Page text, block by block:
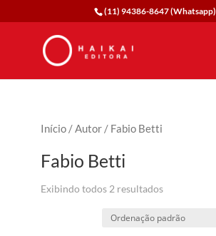
(11) 94386-8647 (Whatsapp)
Início/Autor/ Fabio Betti
Fabio Betti
Exibindo todos 2 resultados